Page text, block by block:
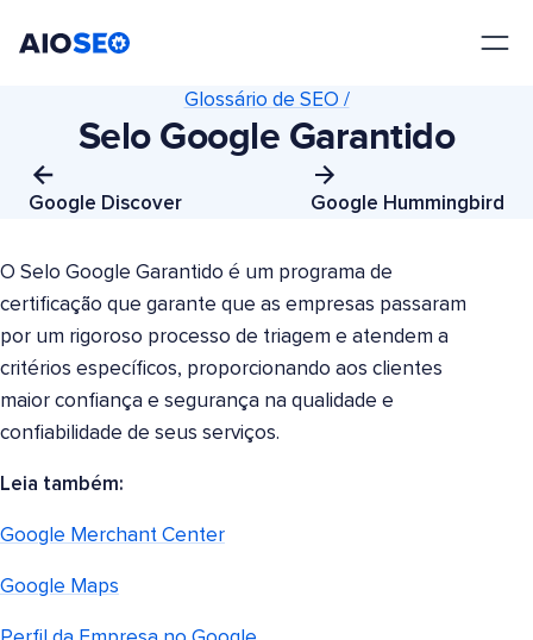
Google Discover
Glossário de SEO /
Selo Google Garantido
Google Hummingbird
O Selo Google Garantido é um programa de
certificação que garante que as empresas passaram
por um rigoroso processo de triagem e atendem a
critérios específicos, proporcionando aos clientes
maior confiança e segurança na qualidade e
confiabilidade de seus serviços.
Leia também:
Google Merchant Center
Google Maps